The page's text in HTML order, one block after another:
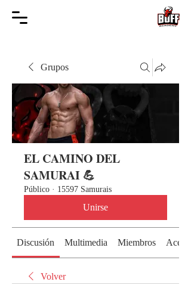
Grupos
EL CAMINO DEL
SAMURAI 💪
Público · 15597 Samurais
Unirse
Discusión Multimedia Miembros Acerca
Volver